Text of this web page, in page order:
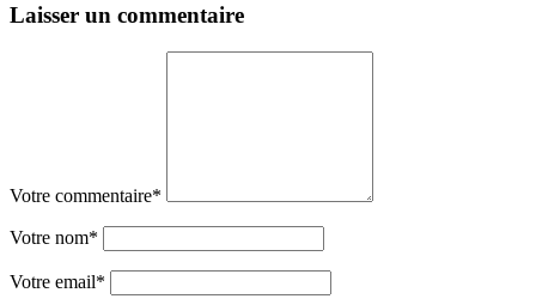
Laisser un commentaire
Votre commentaire*
Votre nom*
Votre email*